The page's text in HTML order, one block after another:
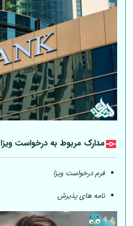
مدارک مربوط به درخواست ویزا
فرم درخواست ویزا
نامه های پذیرش